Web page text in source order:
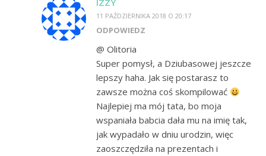
IZZY
11 PAŹDZIERNIKA 2018 O 20:17
ODPOWIEDZ
@ Olitoria
Super pomysł, a Dziubasowej jeszcze
lepszy haha. Jak się postarasz to
zawsze można coś skompilować
Najlepiej ma mój tata, bo moja
wspaniała babcia dała mu na imię tak,
jak wypadało w dniu urodzin, więc
zaoszczędziła na prezentach i